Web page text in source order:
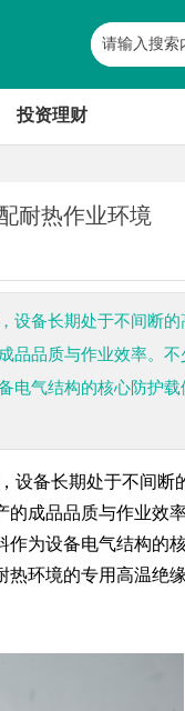
投资理财
耐热作业环境
设备长期处于不间断的
品品质与作业效率。
电气结构的核心防护
设备长期处于不间断
成品品质与作业效
作为设备电气结构的
热环境的专用高温绝